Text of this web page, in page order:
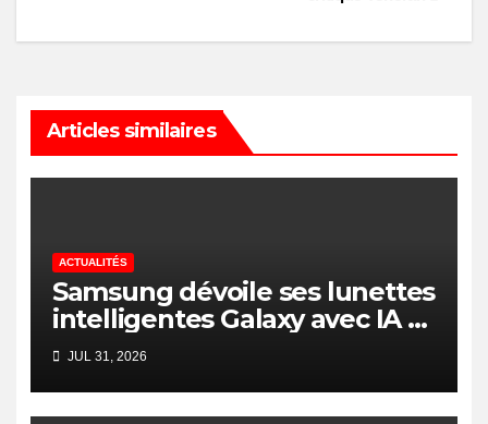
Articles similaires
ACTUALITÉS
Samsung dévoile ses lunettes
intelligentes Galaxy avec IA et
Gemini
JUL 31, 2026